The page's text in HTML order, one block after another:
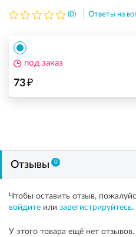
(0) Ответы на
73₽
под заказ
Отзывы 0
Чтобы оставить отзыв,
войдите или зарегистрируйтесь.
У этого товара ещё нет